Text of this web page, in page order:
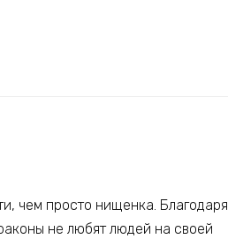
чем просто нищенка. Благодаря
не любят людей на своей